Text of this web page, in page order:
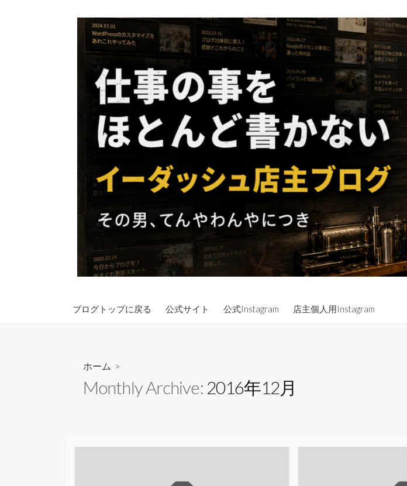
ブログトップに戻る 公式サイト 公式Instagram 店主個人用Instagram
ホーム >
Monthly Archive: 2016年12月